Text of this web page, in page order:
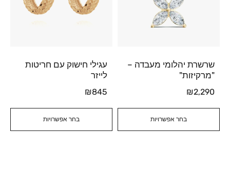
בחר אפשרויות
שרשרת יהלומי מעבדה –
"מרקיזות"
₪2,290
בחר אפשרויות
עגילי חישוק עם חריטות
לייזר
₪845